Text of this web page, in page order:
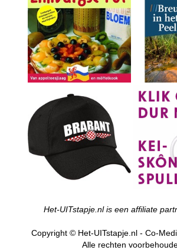
Het-UITstapje.nl is een affiliate
Copyright © Het-UITstapje.nl - Co-
Alle rechten